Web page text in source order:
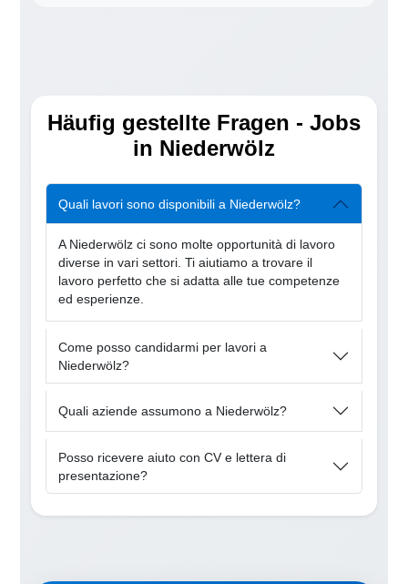
Häufig gestellte Fragen - Jobs
in Niederwölz
Quali lavori sono disponibili a Niederwölz?
A Niederwölz ci sono molte opportunità di lavoro
diverse in vari settori. Ti aiutiamo a trovare il
lavoro perfetto che si adatta alle tue competenze
ed esperienze.
Come posso candidarmi per lavori a
Niederwölz?
Quali aziende assumono a Niederwölz?
Posso ricevere aiuto con CV e lettera di
presentazione?